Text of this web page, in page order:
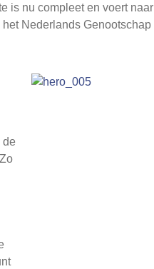
is nu compleet en voert
Nederlands
de